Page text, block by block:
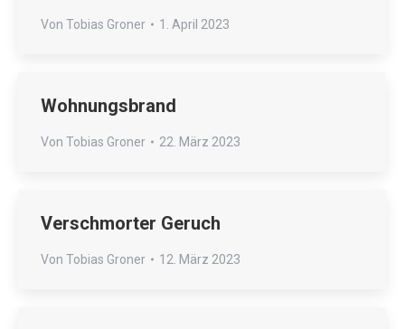
Von Tobias Groner 1. April 2023
Wohnungsbrand
Von Tobias Groner 22. März 2023
Verschmorter Geruch
Von Tobias Groner 12. März 2023